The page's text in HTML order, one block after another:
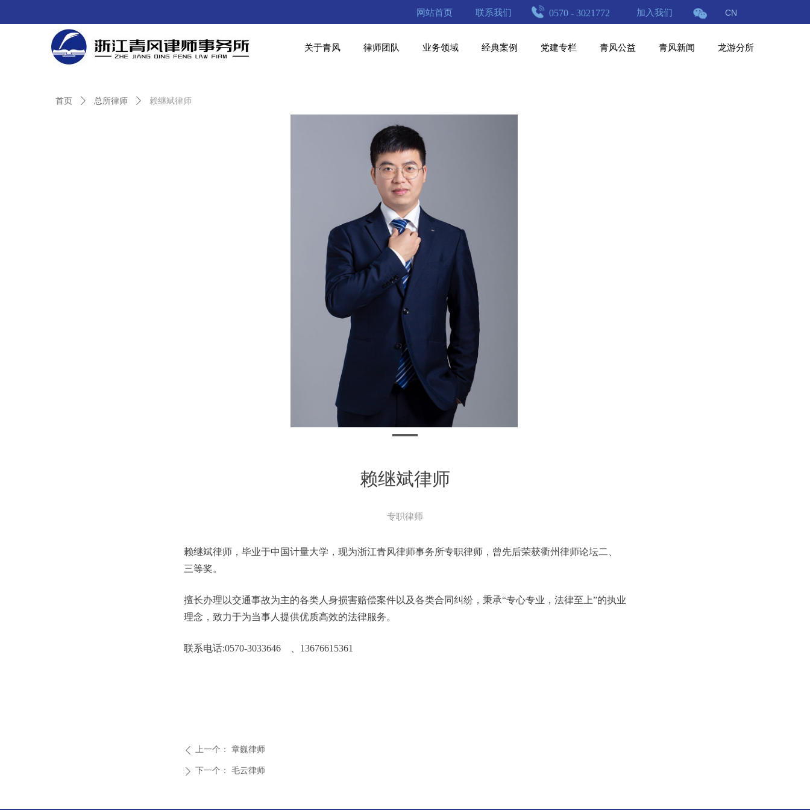
关于青风 律师团队 业务领域 经典案例 党建专栏 青风公益 青风新闻 龙游分所
加入我们 CN
网站首页 联系我们 0570 - 3021772
首页 ꄲ 总所律师 ꄲ 赖继斌律师
赖继斌律师
专职律师
ꄴ 上一个： 章巍律师
ꄲ 下一个： 毛云律师
赖继斌律师，毕业于中国计量大学，现为浙江青风律师事务所专职律师，曾先后荣获衢州律师论坛二、
三等奖。
擅长办理以交通事故为主的各类人身损害赔偿案件以及各类合同纠纷，秉承“专心专业，法律至上”的执业
理念，致力于为当事人提供优质高效的法律服务。
联系电话:0570-3033646 、13676615361